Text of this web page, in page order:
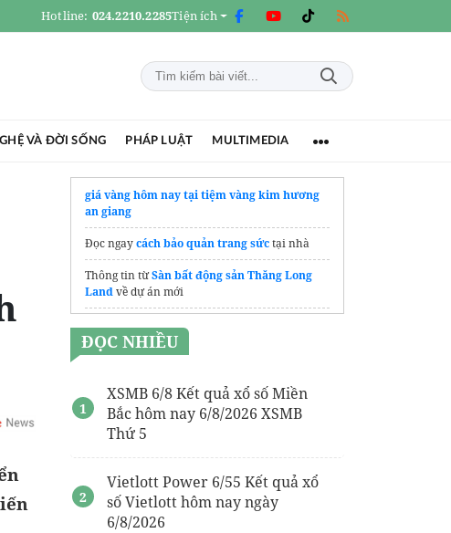
Hotline: 024.2210.2285Tiện ích
VÀ ĐỜI SỐNG PHÁP LUẬT MULTIMEDIA
giá vàng hôm nay tại tiệm vàng kim hương
an giang
Đọc ngaycách bảo quản trang sứctại nhà
Thông tin từSàn bất động sản Thăng Long
Landvề dự án mới
ĐỌC NHIỀU
XSMB 6/8 Kết quả xổ số Miền
Bắc hôm nay 6/8/2026 XSMB
Thứ 5
Vietlott Power 6/55 Kết quả xổ
số Vietlott hôm nay ngày
6/8/2026